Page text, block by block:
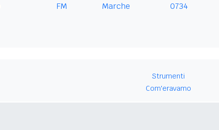
FM Marche 0734
Strumenti
Com'eravamo